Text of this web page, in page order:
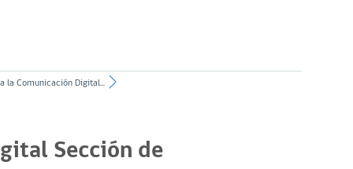
la Comunicación Digital...
Sección de